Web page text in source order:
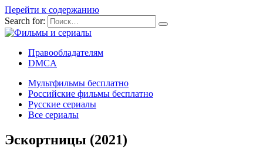
Перейти к содержанию
Search for:
Правообладателям
DMCA
Мультфильмы бесплатно
Российские фильмы бесплатно
Русские сериалы
Все сериалы
Эскортницы (2021)